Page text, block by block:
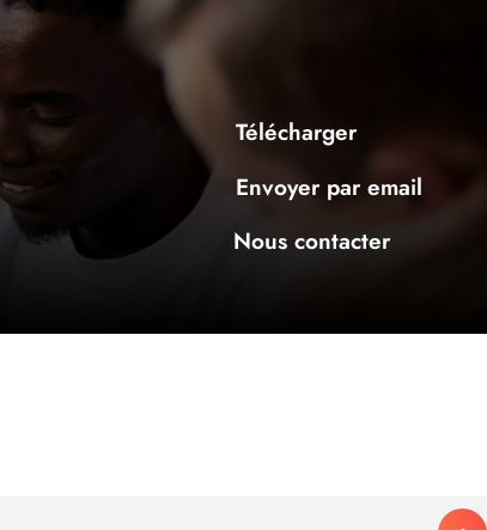
Télécharger
Envoyer par email
Nous contacter